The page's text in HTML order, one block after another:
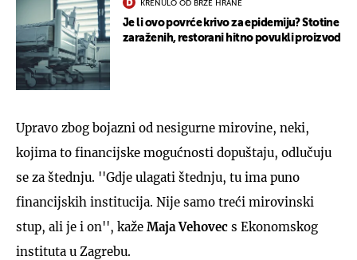
KRENULO OD BRZE HRANE
Je li ovo povrće krivo za epidemiju? Stotine
zaraženih, restorani hitno povukli proizvod
Upravo zbog bojazni od nesigurne mirovine, neki,
kojima to financijske mogućnosti dopuštaju, odlučuju
se za štednju. ''Gdje ulagati štednju, tu ima puno
financijskih institucija. Nije samo treći mirovinski
stup, ali je i on'', kaže Maja Vehovec s Ekonomskog
instituta u Zagrebu.